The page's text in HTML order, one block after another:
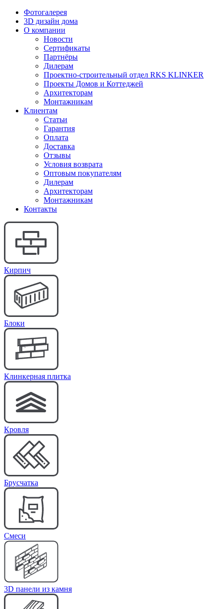
Фотогалерея
3D дизайн дома
О компании
Новости
Сертификаты
Партнёры
Дилерам
Проектно-строительный отдел RKS KLINKER
Проекты Домов и Коттеджей
Архитекторам
Монтажникам
Клиентам
Статьи
Гарантия
Оплата
Доставка
Отзывы
Условия возврата
Оптовым покупателям
Дилерам
Архитекторам
Монтажникам
Контакты
Кирпич
Блоки
Клинкерная плитка
Кровля
Брусчатка
Cмеси
3D панели из камня